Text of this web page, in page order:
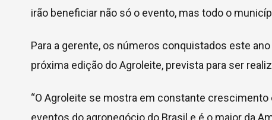
irão beneficiar não só o evento, mas todo o
Para a gerente, os números conquistados este
próxima edição do Agroleite, prevista para ser
“O Agroleite se mostra em constante
eventos do agronegócio do Brasil e é o maior da